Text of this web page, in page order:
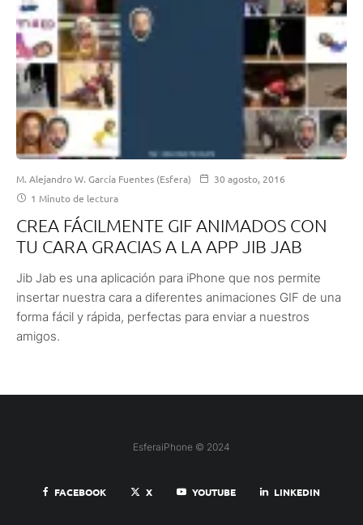
M. Alejandro W. García Fuentes (Esfera)
30 agosto, 2016
1 Minuto de lectura
CREA FÁCILMENTE GIF ANIMADOS CON
TU CARA GRACIAS A LA APP JIB JAB
Jib Jab es una aplicación para iPhone que nos permite
insertar nuestra cara a diferentes animaciones GIF de una
forma fácil y rápida, perfectas para enviar a nuestros
amigos.
EsferaiPhone © 2024
FACEBOOK X YOUTUBE LINKEDIN